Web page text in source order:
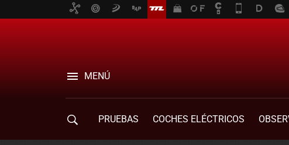
MENÚ
PRUEBAS COCHES ELÉCTRICOS